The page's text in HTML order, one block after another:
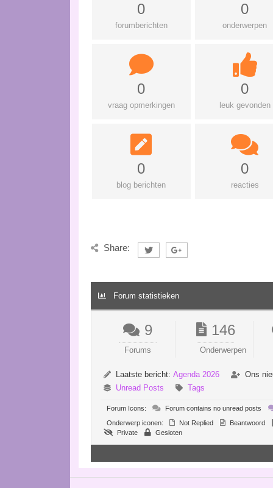
0
forumberichten
0
onderwerpen
0
vraag opmerkingen
0
leuk gevonden
0
blog berichten
0
reacties
Share:
Forum statistieken
9
Forums
146
Onderwerpen
Laatste bericht: Agenda 2026
Ons
Unread Posts
Tags
Forum Icons:
Forum contains no unread posts
Onderwerp iconen:
Not Replied
Beantwoord
Private
Gesloten